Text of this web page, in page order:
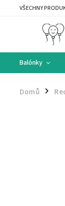
VŠECHNY
Balónky
Domů /